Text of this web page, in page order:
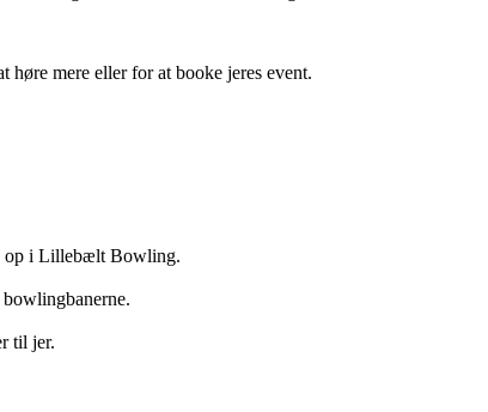
mere eller for at booke jeres event.
op i Lillebælt Bowling.
til jer.